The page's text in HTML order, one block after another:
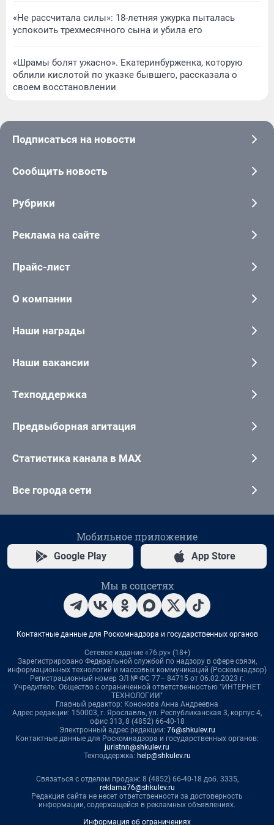
«Не рассчитала силы»: 18-летняя ужурка пыталась
успокоить трехмесячного сына и убила его
«Шрамы болят ужасно». Екатеринбурженка, которую
облили кислотой по указке бывшего, рассказала о
своем восстановлении
Подписаться на новости
Сообщить новость
Рубрики
Реклама на сайте
Прайс-лист
О компании
Наши награды
Наши вакансии
Техподдержка
Предвыборная агитация
Статистика канала в MAX
Все города сети
Мобильное приложение
Google Play App Store
Мы в соцсетях
Контактные данные для Роскомнадзора и государственных органов
Сетевое издание «76.ру» (18+)
Зарегистрировано Федеральной службой по надзору в сфере связи,
информационных технологий и массовых коммуникаций (Роскомнадзор)
Регистрационный номер ЭЛ № ФС 77– 84715 от 06.02.2023 г.
Учредитель: Общество с ограниченной ответственностью "ИНТЕРНЕТ
ТЕХНОЛОГИИ"
Главный редактор: Кононова Анна Андреевна
Адрес редакции: 150003, г. Ярославль, ул. Республиканская 3, корпус 4,
офис 313, 8 (4852) 66-40-18
Электронный адрес редакции: 76@shkulev.ru
Контактные данные для Роскомнадзора и государственных органов:
juristnn@shkulev.ru
Техподдержка: help@shkulev.ru
Связаться с отделом продаж: 8 (4852) 66-40-18 доб. 3335,
reklama76@shkulev.ru
Редакция сайта не несет ответственности за достоверность
информации, содержащейся в рекламных объявлениях.
Информация об ограничениях